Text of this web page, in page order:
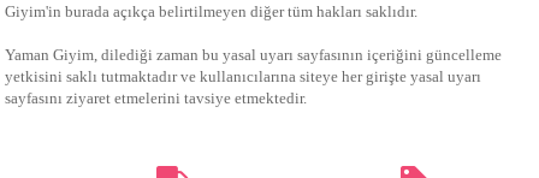
Giyim'in burada açıkça belirtilmeyen diğer tüm hakları saklıdır.
Yaman Giyim, dilediği zaman bu yasal uyarı sayfasının içeriğini güncelleme
yetkisini saklı tutmaktadır ve kullanıcılarına siteye her girişte yasal uyarı
sayfasını ziyaret etmelerini tavsiye etmektedir.